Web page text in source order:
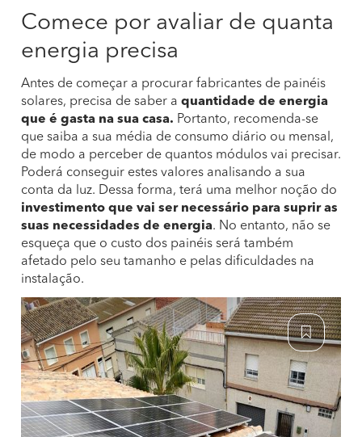
Comece por avaliar de quanta
energia precisa
Antes de começar a procurar fabricantes de painéis
solares, precisa de saber a quantidade de energia
que é gasta na sua casa. Portanto, recomenda-se
que saiba a sua média de consumo diário ou mensal,
de modo a perceber de quantos módulos vai precisar.
Poderá conseguir estes valores analisando a sua
conta da luz. Dessa forma, terá uma melhor noção do
investimento que vai ser necessário para suprir as
suas necessidades de energia. No entanto, não se
esqueça que o custo dos painéis será também
afetado pelo seu tamanho e pelas dificuldades na
instalação.